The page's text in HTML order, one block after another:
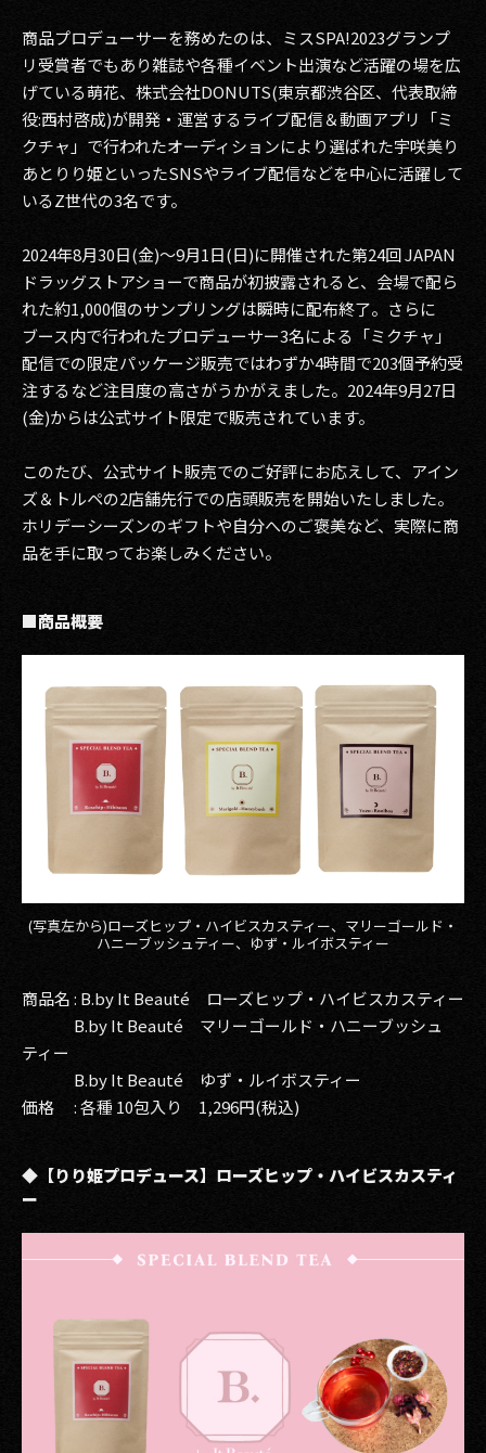
商品プロデューサーを務めたのは、ミスSPA!2023グランプ
リ受賞者でもあり雑誌や各種イベント出演など活躍の場を広
げている萌花、株式会社DONUTS(東京都渋谷区、代表取締
役:西村啓成)が開発・運営するライブ配信＆動画アプリ「ミ
クチャ」で行われたオーディションにより選ばれた宇咲美り
あとりり姫といったSNSやライブ配信などを中心に活躍して
いるZ世代の3名です。
2024年8月30日(金)〜9月1日(日)に開催された第24回 JAPAN
ドラッグストアショーで商品が初披露されると、会場で配ら
れた約1,000個のサンプリングは瞬時に配布終了。さらに
ブース内で行われたプロデューサー3名による「ミクチャ」
配信での限定パッケージ販売ではわずか4時間で203個予約受
注するなど注目度の高さがうかがえました。2024年9月27日
(金)からは公式サイト限定で販売されています。
このたび、公式サイト販売でのご好評にお応えして、アイン
ズ＆トルペの2店舗先行での店頭販売を開始いたしました。
ホリデーシーズンのギフトや自分へのご褒美など、実際に商
品を手に取ってお楽しみください。
■商品概要
(写真左から)ローズヒップ・ハイビスカスティー、マリーゴールド・
ハニーブッシュティー、ゆず・ルイボスティー
商品名 : B.by It Beauté ローズヒップ・ハイビスカスティー
B.by It Beauté マリーゴールド・ハニーブッシュ
ティー
B.by It Beauté ゆず・ルイボスティー
価格 : 各種 10包入り 1,296円(税込)
◆【りり姫プロデュース】ローズヒップ・ハイビスカスティ
ー